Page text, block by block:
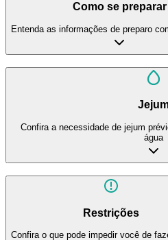
Como se preparar
Entenda as informações de preparo
Confira a necessidade de jejum
água
Restrições
Confira o que pode impedir você de